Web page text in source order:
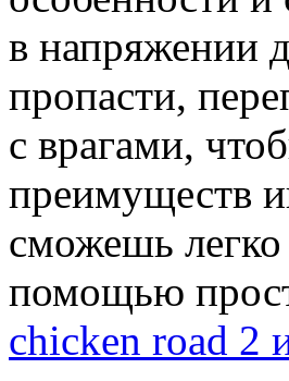
в напряжении
пропасти,
с врагами,
преимуществ
сможешь легко
помощью
chicken road 2